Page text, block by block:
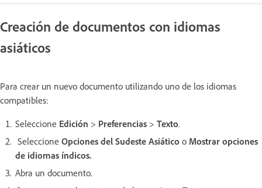
Creación de documentos con idiomas
asiáticos
Para crear un nuevo documento utilizando uno de los idiomas
compatibles:
Seleccione Edición > Preferencias > Texto.
Seleccione Opciones del Sudeste Asiático o Mostrar opciones
de idiomas índicos.
Abra un documento.